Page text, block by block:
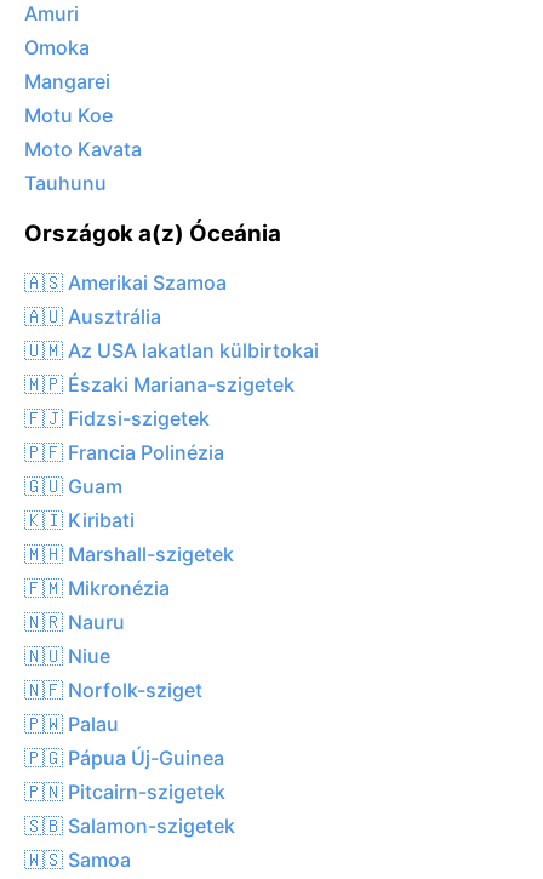
Amuri
Omoka
Mangarei
Motu Koe
Moto Kavata
Tauhunu
Országok a(z) Óceánia
🇦🇸 Amerikai Szamoa
🇦🇺 Ausztrália
🇺🇲 Az USA lakatlan külbirtokai
🇲🇵 Északi Mariana-szigetek
🇫🇯 Fidzsi-szigetek
🇵🇫 Francia Polinézia
🇬🇺 Guam
🇰🇮 Kiribati
🇲🇭 Marshall-szigetek
🇫🇲 Mikronézia
🇳🇷 Nauru
🇳🇺 Niue
🇳🇫 Norfolk-sziget
🇵🇼 Palau
🇵🇬 Pápua Új-Guinea
🇵🇳 Pitcairn-szigetek
🇸🇧 Salamon-szigetek
🇼🇸 Samoa